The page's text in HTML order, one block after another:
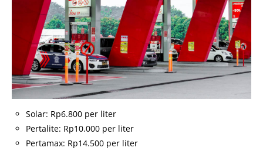
Solar: Rp6.800 per liter
Pertalite: Rp10.000 per liter
Pertamax: Rp14.500 per liter